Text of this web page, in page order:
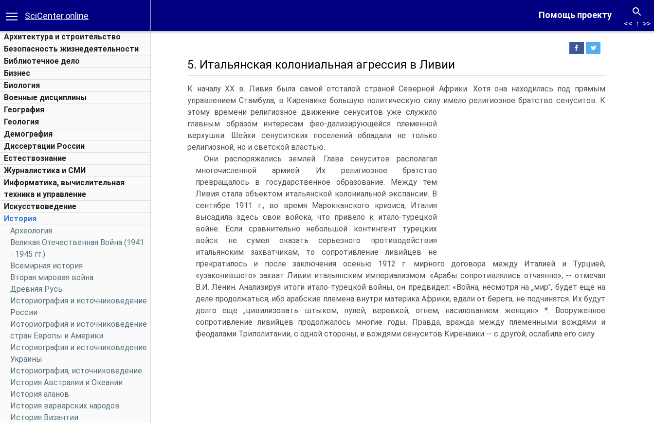
Помощь проекту
SciCenter.online
Архитектура и строительство
Безопасность жизнедеятельности
Библиотечное дело
Бизнес
Биология
Военные дисциплины
География
Геология
Демография
Диссертации России
Естествознание
Журналистика и СМИ
Информатика, вычислительная
техника и управление
Искусствоведение
История
Археология
Великая Отечественная Война (1941
- 1945 гг.)
Всемирная история
Вторая мировая война
Древняя Русь
Историография и источниковедение
России
Историография и источниковедение
стран Европы и Америки
Историография и источниковедение
Украины
Историография, источниковедение
История Австралии и Океании
История аланов
История варварских народов
История Византии
<< ↑ >>
5. Итальянская колониальная агрессия в Ливии
К началу XX в. Ливия была самой отсталой страной Северной Африки. Хотя она находилась под прямым
управлением Стамбула, в Киренаике большую политическую силу имело религиозное братство сенуситов. К
этому времени религиозное движение сенуситов уже служило
главным образом интересам фео-дализирующейся племенной
верхушки. Шейхи сенуситских поселений обладали не только
религиозной, но и светской властью.
Они распоряжались землей. Глава сенуситов располагал
многочисленной армией. Их религиозное братство
превращалось в государственное образование. Между тем
Ливия стала объектом итальянской колониальной экспансии. В
сентябре 1911 г., во время Марокканского кризиса, Италия
высадила здесь свои войска, что привело к итало-турецкой
войне. Если сравнительно небольшой контингент турецких
войск не сумел оказать серьезного противодействия
итальянским захватчикам, то сопротивление ливийцев не
прекратилось и после заключения осенью 1912 г. мирного договора между Италией и Турцией,
«узаконившего» захват Ливии итальянским империализмом. «Арабы сопротивлялись отчаянно», -- отмечал
В.И. Ленин. Анализируя итоги итало-турецкой войны, он предвидел: «Война, несмотря на „мир", будет еще на
деле продолжаться, ибо арабские племена внутри материка Африки, вдали от берега, не подчинятся. Их будут
долго еще „цивилизовать штыком, пулей, веревкой, огнем, насилованием женщин» *. Вооруженное
сопротивление ливийцев продолжалось многие годы. Правда, вражда между племенными вождями и
феодалами Триполитании, с одной стороны, и вождями сенуситов Киренаики -- с другой, ослабила его силу.